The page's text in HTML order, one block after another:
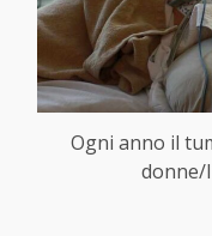
Ogni anno il
donne/